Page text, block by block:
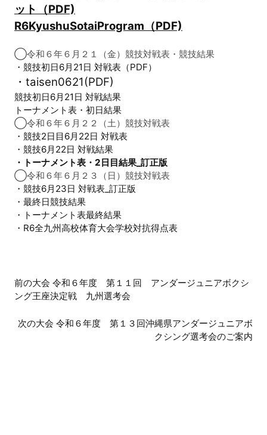
ット（PDF)
R6KyushuSotaiProgram（PDF)
◯令和６年６月２１（金）競技対戦表・競技結果
・競技初日6月21日 対戦表（PDF）
・taisen0621(PDF)
競技初日6月21日 対戦結果
トーナメント表・初日結果
◯令和６年６月２２（土）競技対戦表
・競技2日目6月22日 対戦表
・競技6月22日 対戦結果
・トーナメント表・2日目結果_訂正版
◯令和６年６月２３（日）競技対戦表
・競技6月23日 対戦表_訂正版
・最終日競技結果
・トーナメント表最終結果
・R6全九州高校体育大会学校対抗得点表
前
後
の
前の大会 令和６年度 第１１回 アンダージュニアボクシ
ング王座決定戦 九州選考会
次の大会 令和６年度 第１３回沖縄県アンダージュニアボ
クシング選考会のご案内